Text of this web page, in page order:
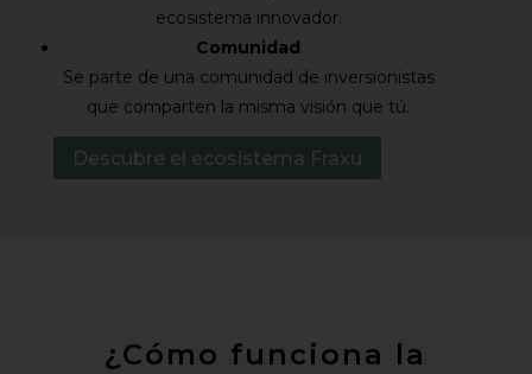
ecosistema innovador.
Comunidad
Se parte de una comunidad de inversionistas
que comparten la misma visión que tú.
Descubre el ecosistema Fraxu
¿Cómo funciona la